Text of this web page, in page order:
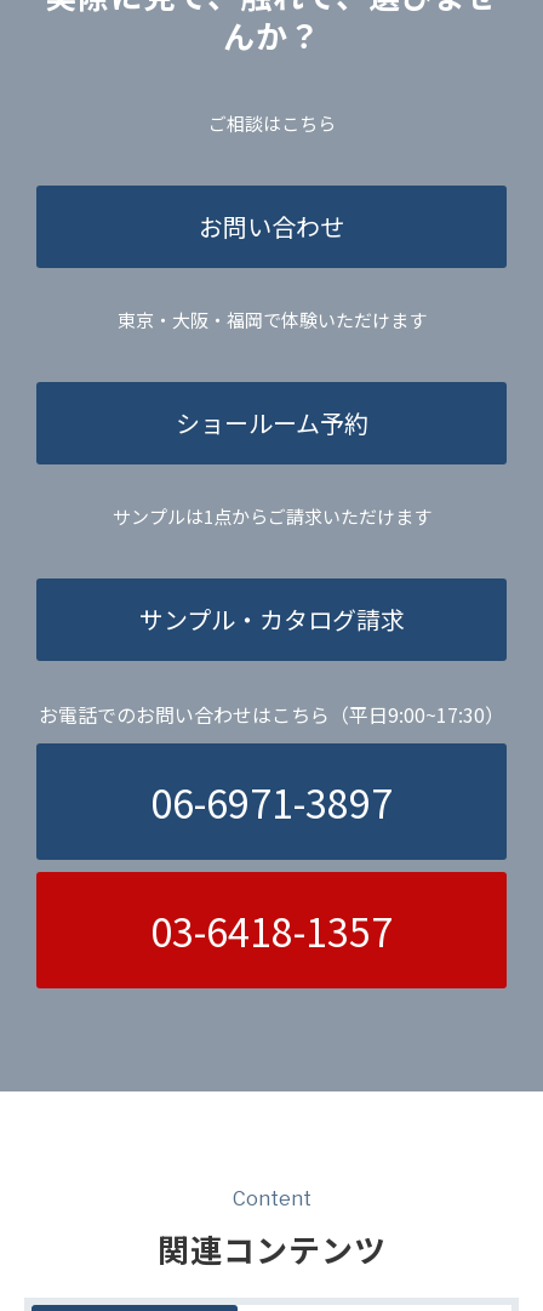
んか？
ご相談はこちら
お問い合わせ
東京・大阪・福岡で体験いただけます
ショールーム予約
サンプルは1点からご請求いただけます
サンプル・カタログ請求
お電話でのお問い合わせはこちら（平日9:00~17:30）
06-6971-3897
03-6418-1357
Content
関連コンテンツ